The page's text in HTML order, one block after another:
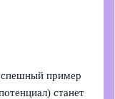
пример
станет